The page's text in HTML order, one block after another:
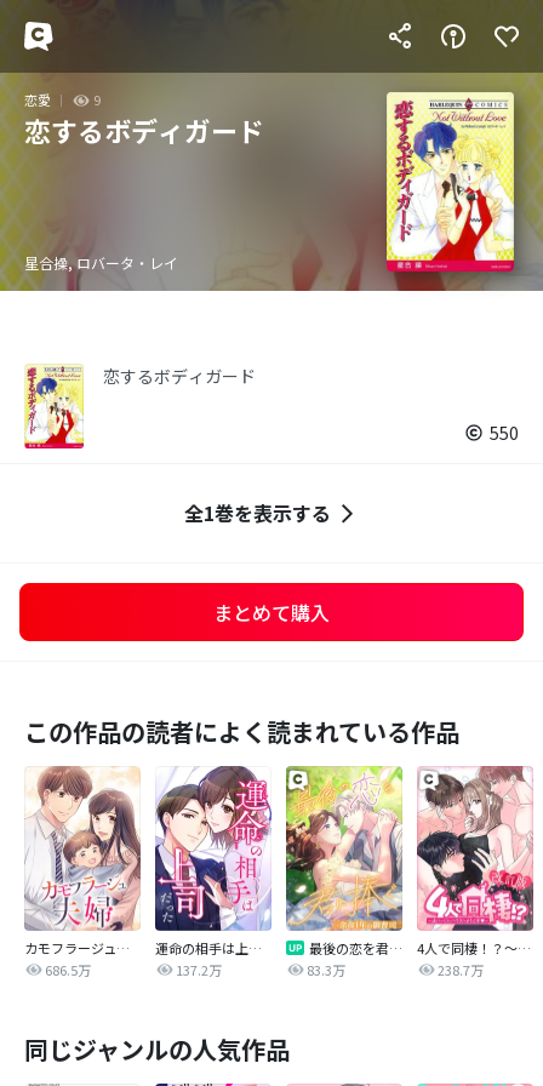
恋愛 9
恋するボディガード
星合操, ロバータ・レイ
恋するボディガード
550
全1巻を表示する
まとめて購入
この作品の読者によく読まれている作品
カモフラージュ夫婦
686.5万
運命の相手は上司だった
137.2万
最後の恋を君に捧ぐ～余命1年の御曹司～
83.3万
4人で同棲！？～逆ハーレムハウスへようこそ♥～【改訂版】
238.7万
同じジャンルの人気作品